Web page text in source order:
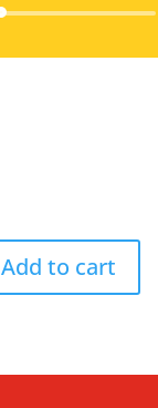
Audio
Add to cart